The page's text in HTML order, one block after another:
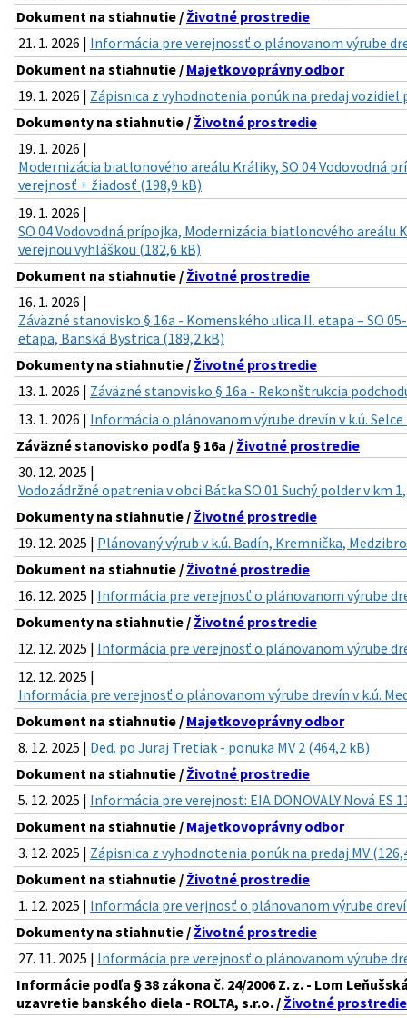
Dokument na stiahnutie / Životné prostredie
21. 1. 2026 | Informácia pre verejnossť o plánovanom výrube
Dokument na stiahnutie / Majetkovoprávny odbor
19. 1. 2026 | Zápisnica z vyhodnotenia ponúk na predaj
Dokumenty na stiahnutie / Životné prostredie
19. 1. 2026 |
Modernizácia biatlonového areálu Králiky, SO 04 Vodovodná
verejnosť + žiadosť (198,9 kB)
19. 1. 2026 |
SO 04 Vodovodná prípojka, Modernizácia biatlonového areálu
verejnou vyhláškou (182,6 kB)
Dokument na stiahnutie / Životné prostredie
16. 1. 2026 |
Záväzné stanovisko § 16a - Komenského ulica II. etapa – SO
etapa, Banská Bystrica (189,2 kB)
Dokumenty na stiahnutie / Životné prostredie
13. 1. 2026 | Záväzné stanovisko § 16a - Rekonštrukcia
13. 1. 2026 | Informácia o plánovanom výrube drevín v k.ú. Selce
Záväzné stanovisko podľa § 16a / Životné prostredie
30. 12. 2025 |
Vodozádržné opatrenia v obci Bátka SO 01 Suchý polder v km
Dokumenty na stiahnutie / Životné prostredie
19. 12. 2025 | Plánovaný výrub v k.ú. Badín, Kremnička,
Dokument na stiahnutie / Životné prostredie
16. 12. 2025 | Informácia pre verejnosť o plánovanom výrube
Dokumenty na stiahnutie / Životné prostredie
12. 12. 2025 | Informácia pre verejnosť o plánovanom výrube
12. 12. 2025 |
Informácia pre verejnosť o plánovanom výrube drevín v k.ú.
Dokument na stiahnutie / Majetkovoprávny odbor
8. 12. 2025 | Ded. po Juraj Tretiak - ponuka MV 2 (464,2 kB)
Dokument na stiahnutie / Životné prostredie
5. 12. 2025 | Informácia pre verejnosť: EIA DONOVALY Nová ES
Dokument na stiahnutie / Majetkovoprávny odbor
3. 12. 2025 | Zápisnica z vyhodnotenia ponúk na predaj MV
Dokument na stiahnutie / Životné prostredie
1. 12. 2025 | Informácia pre verjnosť o plánovanom výrube
Dokumenty na stiahnutie / Životné prostredie
27. 11. 2025 | Informácia pre verejnosť o plánovanom výrube
Informácie podľa § 38 zákona č. 24/2006 Z. z. - Lom
uzavretie banského diela - ROLTA, s.r.o. / Životné prostredie